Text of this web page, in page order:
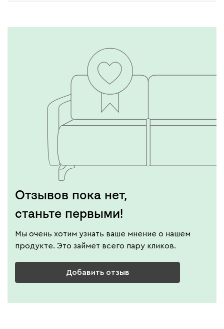
Отзывов пока нет,
станьте первыми!
Мы очень хотим узнать ваше мнение о нашем
продукте. Это займет всего пару кликов.
Добавить отзыв